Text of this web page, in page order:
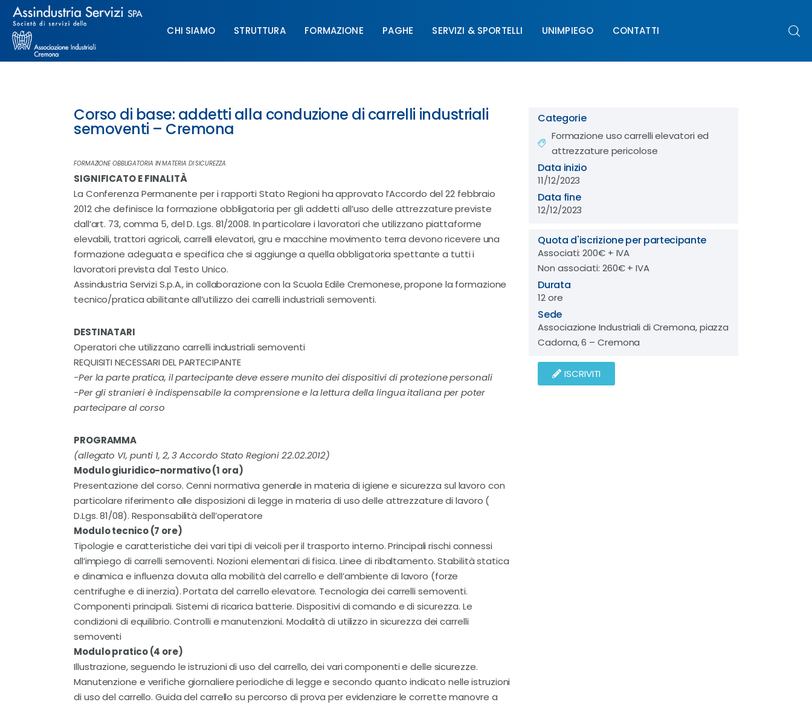
CHI SIAMO STRUTTURA FORMAZIONE PAGHE SERVIZI & SPORTELLI UNIMPIEGO CONTATTI
Chi siamo
Struttura
Servizi & Sportelli
Corso di base: addetti alla conduzione di carrelli industriali
semoventi – Cremona
FORMAZIONE OBBLIGATORIA IN MATERIA DI SICUREZZA
SIGNIFICATO E FINALITÀ
La Conferenza Permanente per i rapporti Stato Regioni ha approvato l’Accordo del 22 febbraio
2012 che definisce la formazione obbligatoria per gli addetti all’uso delle attrezzature previste
dall’art. 73, comma 5, del D. Lgs. 81/2008. In particolare i lavoratori che utilizzano piattaforme
elevabili, trattori agricoli, carrelli elevatori, gru e macchine movimento terra devono ricevere una
formazione adeguata e specifica che si aggiunge a quella obbligatoria spettante a tutti i
lavoratori prevista dal Testo Unico.
Assindustria Servizi S.p.A., in collaborazione con la Scuola Edile Cremonese, propone la formazione
tecnico/pratica abilitante all’utilizzo dei carrelli industriali semoventi.
DESTINATARI
Operatori che utilizzano carrelli industriali semoventi
REQUISITI NECESSARI DEL PARTECIPANTE
-Per la parte pratica, il partecipante deve essere munito dei dispositivi di protezione personali
-Per gli stranieri è indispensabile la comprensione e la lettura della lingua italiana per poter
partecipare al corso
PROGRAMMA
(allegato VI, punti 1, 2, 3 Accordo Stato Regioni 22.02.2012)
Modulo giuridico-normativo (1 ora)
Presentazione del corso. Cenni normativa generale in materia di igiene e sicurezza sul lavoro con
particolare riferimento alle disposizioni di legge in materia di uso delle attrezzature di lavoro (
D.Lgs. 81/08). Responsabilità dell’operatore
Modulo tecnico (7 ore)
Tipologie e caratteristiche dei vari tipi di veicoli per il trasporto interno. Principali rischi connessi
all’impiego di carrelli semoventi. Nozioni elementari di fisica. Linee di ribaltamento. Stabilità statica
e dinamica e influenza dovuta alla mobilità del carrello e dell’ambiente di lavoro (forze
centrifughe e di inerzia). Portata del carrello elevatore. Tecnologia dei carrelli semoventi.
Componenti principali. Sistemi di ricarica batterie. Dispositivi di comando e di sicurezza. Le
condizioni di equilibrio. Controlli e manutenzioni. Modalità di utilizzo in sicurezza dei carrelli
semoventi
Modulo pratico (4 ore)
Illustrazione, seguendo le istruzioni di uso del carrello, dei vari componenti e delle sicurezze.
Manutenzione e verifiche giornaliere periodiche di legge e secondo quanto indicato nelle istruzioni
di uso del carrello. Guida del carrello su percorso di prova per evidenziare le corrette manovre a
Categorie
Formazione uso carrelli elevatori ed
attrezzature pericolose
Data inizio
11/12/2023
Data fine
12/12/2023
Quota d'iscrizione per partecipante
Associati: 200€ + IVA
Non associati: 260€ + IVA
Durata
12 ore
Sede
Associazione Industriali di Cremona, piazza
Cadorna, 6 – Cremona
ISCRIVITI